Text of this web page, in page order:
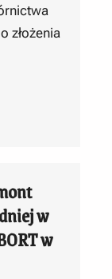
złożenia
w
w